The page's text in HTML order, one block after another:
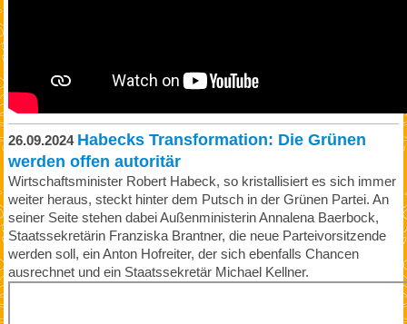
26.09.2024 Habecks Transformation: Die Grünen
werden offen autoritär
Wirtschaftsminister Robert Habeck, so kristallisiert es sich immer
weiter heraus, steckt hinter dem Putsch in der Grünen Partei. An
seiner Seite stehen dabei Außenministerin Annalena Baerbock,
Staatssekretärin Franziska Brantner, die neue Parteivorsitzende
werden soll, ein Anton Hofreiter, der sich ebenfalls Chancen
ausrechnet und ein Staatssekretär Michael Kellner.